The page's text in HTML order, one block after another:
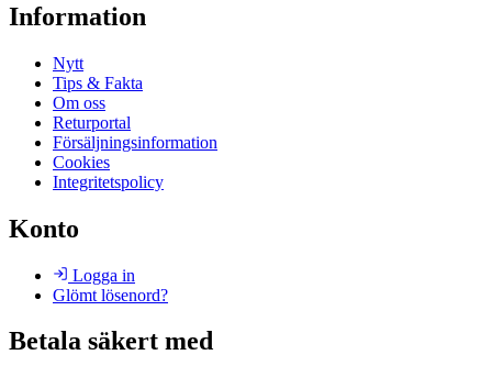
Information
Nytt
Tips & Fakta
Om oss
Returportal
Försäljningsinformation
Cookies
Integritetspolicy
Konto
Logga in
Glömt lösenord?
Betala säkert med